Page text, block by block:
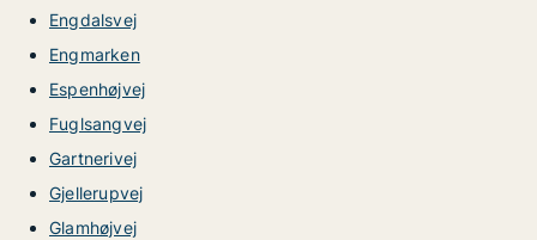
Engdalsvej
Engmarken
Espenhøjvej
Fuglsangvej
Gartnerivej
Gjellerupvej
Glamhøjvej